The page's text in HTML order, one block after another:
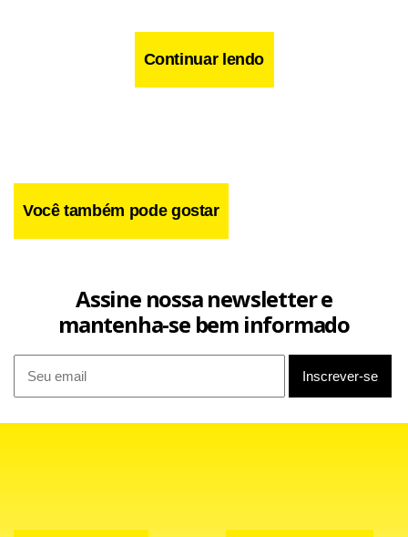
Continuar lendo
Você também pode gostar
Assine nossa newsletter e
mantenha-se bem informado